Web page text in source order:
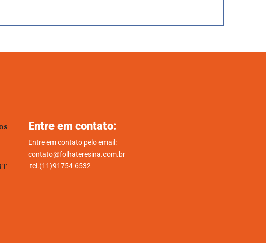
Entre em contato:
Entre em contato pelo email:
contato@folhateresina.com.br
tel.(11)91754-6532